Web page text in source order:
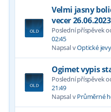
Velmi jasny
vecer 26.06.2023
Poslední příspěvek
02:45
Napsal vOptické
Ogimet vypis
Poslední příspěvek
21:49
Napsal vPrůměrné